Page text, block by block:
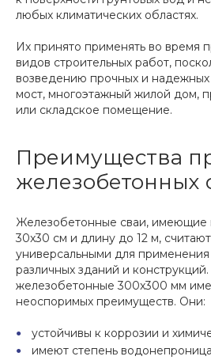
любых климатических областях.
Их принято применять во время
видов строительных работ,
возведению прочных и
мост, многоэтажный жилой дом,
или складское помещение.
Преимущества
железобетонных
Железобетонные сваи, имеющие
30x30 см и длину до 12 м,
универсальными для применения
различных зданий и
железобетонные 300x300 мм
неоспоримых преимуществ. Они:
устойчивы к коррозии и
имеют степень